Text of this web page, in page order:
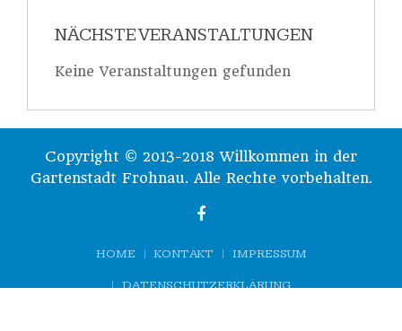
NÄCHSTE VERANSTALTUNGEN
Keine Veranstaltungen gefunden
Copyright © 2013-2018 Willkommen in der
Gartenstadt Frohnau. Alle Rechte vorbehalten.
HOME KONTAKT IMPRESSUM
DATENSCHUTZERKLÄRUNG